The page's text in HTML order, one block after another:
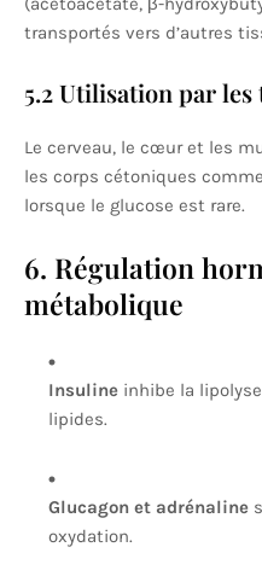
transportés vers d’autres
5.2 Utilisation par
Le cerveau, le cœur et les
les corps cétoniques
lorsque le glucose est rare.
6. Régulation
métabolique
Insuline inhibe la
lipides.
Glucagon et adrénaline
oxydation.